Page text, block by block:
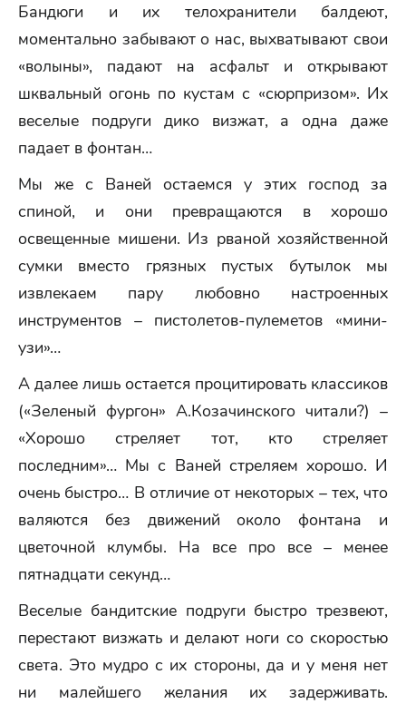
Бандюги и их телохранители балдеют,
моментально забывают о нас, выхватывают свои
«волыны», падают на асфальт и открывают
шквальный огонь по кустам с «сюрпризом». Их
веселые подруги дико визжат, а одна даже
падает в фонтан…
Мы же с Ваней остаемся у этих господ за
спиной, и они превращаются в хорошо
освещенные мишени. Из рваной хозяйственной
сумки вместо грязных пустых бутылок мы
извлекаем пару любовно настроенных
инструментов – пистолетов-пулеметов «мини-
узи»…
А далее лишь остается процитировать классиков
(«Зеленый фургон» А.Козачинского читали?) –
«Хорошо стреляет тот, кто стреляет
последним»… Мы с Ваней стреляем хорошо. И
очень быстро… В отличие от некоторых – тех, что
валяются без движений около фонтана и
цветочной клумбы. На все про все – менее
пятнадцати секунд…
Веселые бандитские подруги быстро трезвеют,
перестают визжать и делают ноги со скоростью
света. Это мудро с их стороны, да и у меня нет
ни малейшего желания их задерживать.